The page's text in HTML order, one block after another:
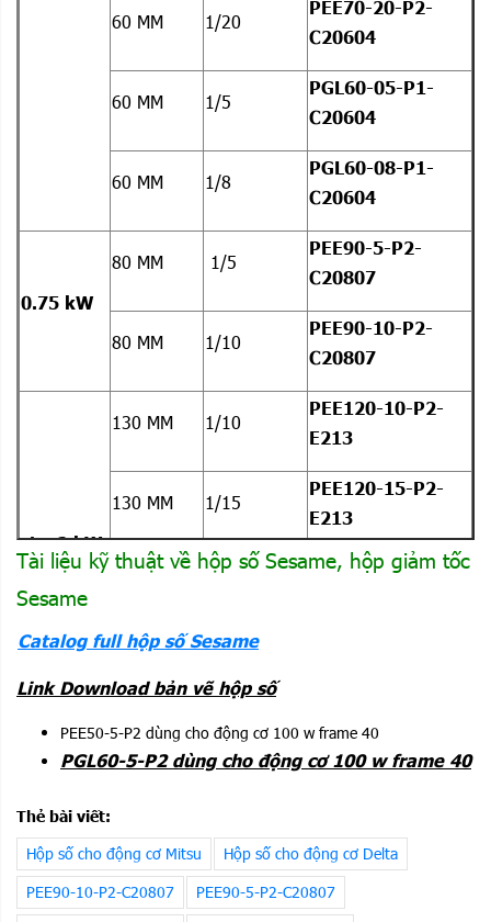
60 MM 1/20
PEE70-20-P2-
C20604
60 MM 1/5
PGL60-05-P1-
C20604
60 MM 1/8
PGL60-08-P1-
C20604
0.75 kW
80 MM 1/5
PEE90-5-P2-
C20807
80 MM 1/10
PEE90-10-P2-
C20807
1 ~2 kW
130 MM 1/10
PEE120-10-P2-
E213
130 MM 1/15
PEE120-15-P2-
E213
PEE120T-20-P2-
1~1.5
kW
130 MM 1/10 PGR115-10-P2
Tài liệu kỹ thuật về hộp số Sesame, hộp giảm tốc
Sesame
Catalog full hộp số Sesame
Link Download bản vẽ hộp số
PEE50-5-P2 dùng cho động cơ 100 w frame 40
PGL60-5-P2 dùng cho động cơ 100 w frame 40
Thẻ bài viết:
Hộp số cho động cơ Mitsu
Hộp số cho động cơ Delta
PEE90-10-P2-C20807
PEE90-5-P2-C20807